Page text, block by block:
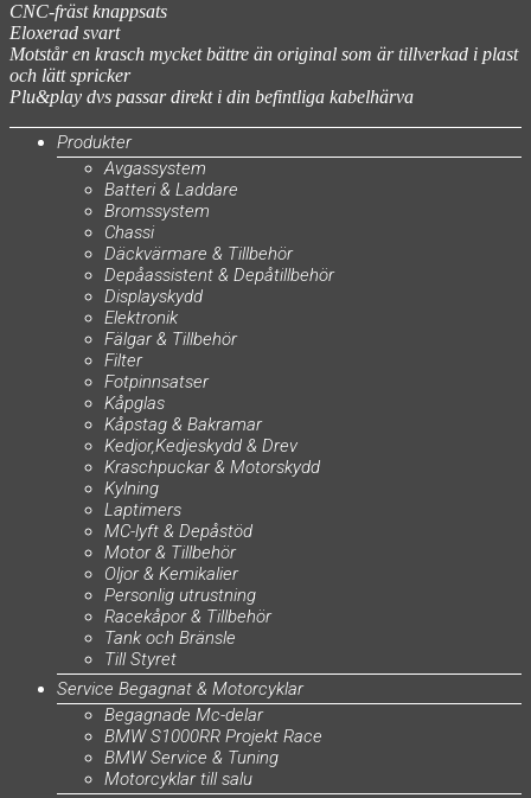
CNC-fräst knappsats
Eloxerad svart
Motstår en krasch mycket bättre än original som är tillverkad i plast
och lätt spricker
Plu&play dvs passar direkt i din befintliga kabelhärva
Produkter
Avgassystem
Batteri & Laddare
Bromssystem
Chassi
Däckvärmare & Tillbehör
Depåassistent & Depåtillbehör
Displayskydd
Elektronik
Fälgar & Tillbehör
Filter
Fotpinnsatser
Kåpglas
Kåpstag & Bakramar
Kedjor,Kedjeskydd & Drev
Kraschpuckar & Motorskydd
Kylning
Laptimers
MC-lyft & Depåstöd
Motor & Tillbehör
Oljor & Kemikalier
Personlig utrustning
Racekåpor & Tillbehör
Tank och Bränsle
Till Styret
Service Begagnat & Motorcyklar
Begagnade Mc-delar
BMW S1000RR Projekt Race
BMW Service & Tuning
Motorcyklar till salu